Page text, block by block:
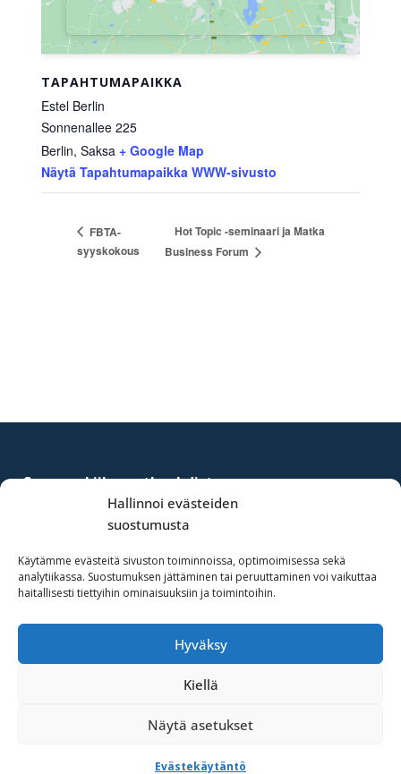
Hallinnoi evästeiden
suostumusta
Käytämme evästeitä sivuston toiminnoissa, optimoimisessa sekä
analytiikassa. Suostumuksen jättäminen tai peruuttaminen voi vaikuttaa
haitallisesti tiettyihin ominaisuuksiin ja toimintoihin.
Hyväksy
Kiellä
Näytä asetukset
Evästekäytäntö
TAPAHTUMAPAIKKA
Estel Berlin
Sonnenallee 225
Berlin, Saksa + Google Map
Näytä Tapahtumapaikka WWW-sivusto
FBTA-
syyskokous
Hot Topic -seminaari ja Matka
Business Forum
Suomen Liikematkayhdistys ry
Finnish Business Travel Association
FI-00100 Helsinki, Finland
(09) 441 244
fbta@fbta.net
Rekisteriseloste